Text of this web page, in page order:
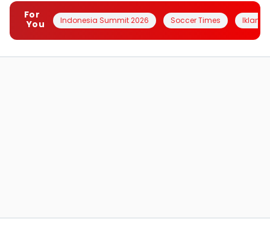
For
You
Indonesia Summit 2026 Soccer Times Iklanin